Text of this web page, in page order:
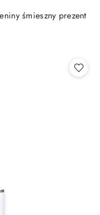
śmieszny prezent